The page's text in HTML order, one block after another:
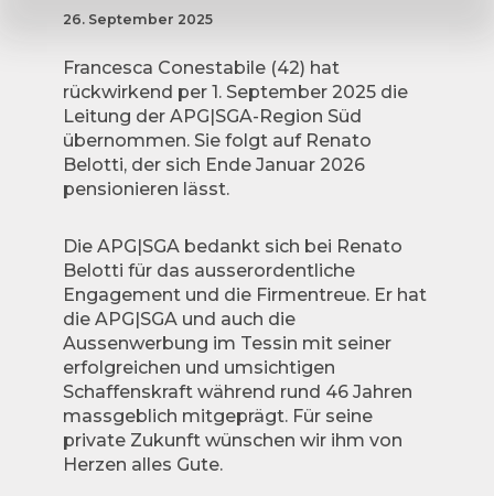
26. September 2025
Francesca Conestabile (42) hat
rückwirkend per 1. September 2025 die
Leitung der APG|SGA-Region Süd
übernommen. Sie folgt auf Renato
Belotti, der sich Ende Januar 2026
pensionieren lässt.
Die APG|SGA bedankt sich bei Renato
Belotti für das ausserordentliche
Engagement und die Firmentreue. Er hat
die APG|SGA und auch die
Aussenwerbung im Tessin mit seiner
erfolgreichen und umsichtigen
Schaffenskraft während rund 46 Jahren
massgeblich mitgeprägt. Für seine
private Zukunft wünschen wir ihm von
Herzen alles Gute.